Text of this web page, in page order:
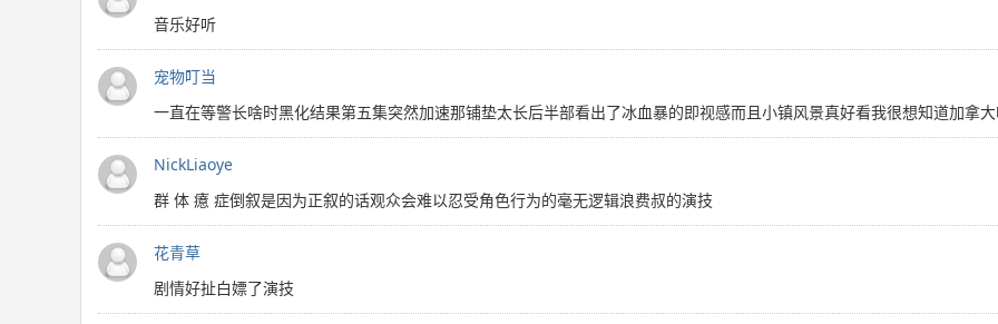
音乐好听
宠物叮当
一直在等警长啥时黑化结果第五集突然加速那铺垫太长后半部看出了冰血暴的即视感而且小镇风景真好看我很想知道加拿
NickLiaoye
群 体 癔 症倒叙是因为正叙的话观众会难以忍受角色行为的毫无逻辑浪费叔的演技
花青草
剧情好扯白嫖了演技